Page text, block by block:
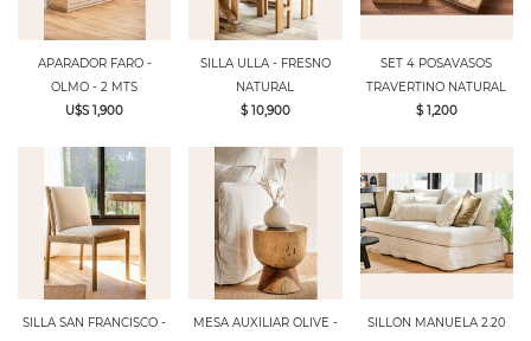
APARADOR FARO -
OLMO - 2 MTS
U$S 1,900
SILLA ULLA - FRESNO
NATURAL
$ 10,900
SET 4 POSAVASOS
TRAVERTINO NATURAL
$ 1,200
SILLA SAN FRANCISCO -
MESA AUXILIAR OLIVE -
SILLON MANUELA 2.20